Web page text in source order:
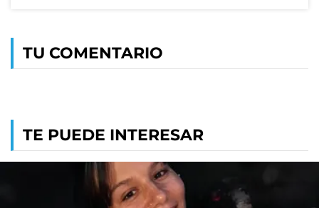
TU COMENTARIO
TE PUEDE INTERESAR